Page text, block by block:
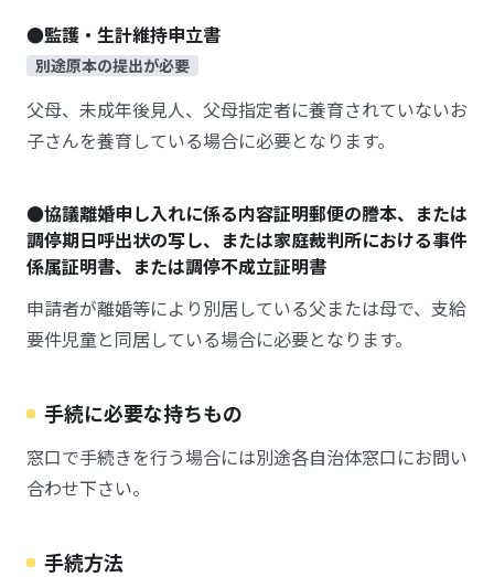
●監護・生計維持申立書
別途原本の提出が必要
父母、未成年後見人、父母指定者に養育されていないお
子さんを養育している場合に必要となります。
●協議離婚申し入れに係る内容証明郵便の謄本、または
調停期日呼出状の写し、または家庭裁判所における事件
係属証明書、または調停不成立証明書
申請者が離婚等により別居している父または母で、支給
要件児童と同居している場合に必要となります。
手続に必要な持ちもの
窓口で手続きを行う場合には別途各自治体窓口にお問い
合わせ下さい。
手続方法